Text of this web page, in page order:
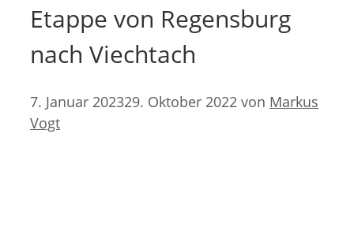
Etappe von Regensburg
nach Viechtach
7. Januar 202329. Oktober 2022 von Markus
Vogt